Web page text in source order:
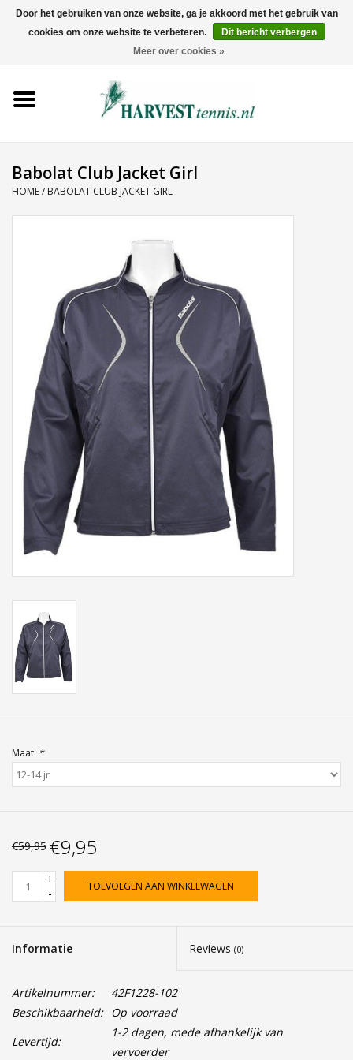
0 Artikelen - €0,00
Tenniskleding
Snaren
Accessoires
Sponsoring
Padel
Blog
Babolat Club Jacket Girl
HOME/ BABOLAT CLUB JACKET GIRL
Maat: *
€59,95 €9,95
+
-
TOEVOEGEN AAN WINKELWAGEN
Informatie Reviews (0)
Artikelnummer:
42F1228-102
Beschikbaarheid: Op voorraad
Levertijd:
1-2 dagen, mede afhankelijk van
vervoerder
Door het gebruiken van onze website, ga je akkoord met het gebruik van
cookies om onze website te verbeteren.
Dit bericht verbergen
Meer over cookies »